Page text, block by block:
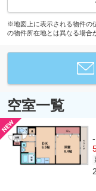
※地図上に表示される物件の
の物件所在地とは異なる場合
空室一覧
-